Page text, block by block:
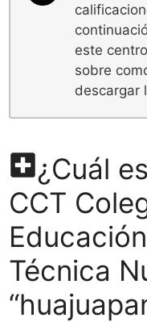
este
sobre
descargar
¿Cuál
CCT
Técnica